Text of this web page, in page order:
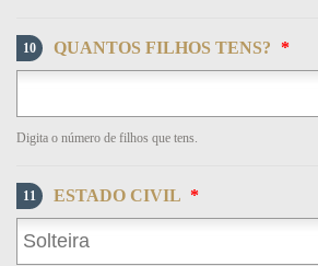
10 QUANTOS FILHOS TENS? *
Digita o número de filhos que tens.
11 ESTADO CIVIL *